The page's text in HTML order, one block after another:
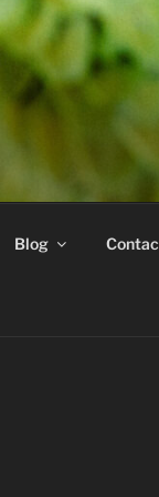
Blog